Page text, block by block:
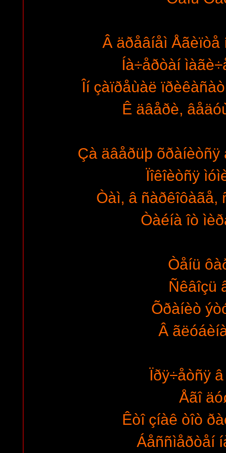
Â äðåâíåì Åãèïòå
Íà÷åðòàí
Îí çàïðåùàë
Ê äâåðè,
Çà äâåðüþ
Ïîêîèòñÿ
Òàì, â ñàðêîôàãå,
Òàéíà îò
Òåíü
Ñêâîçü
Õðàíèò
Â
Ïðÿ÷åòñÿ
Åãî
Êòî çíàê òîò
Áåññìåðòåí